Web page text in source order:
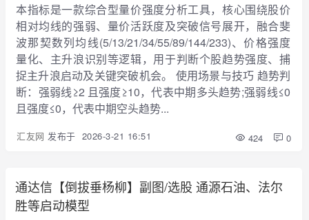
本指标是一款综合型量价强度分析工具，核心围绕股价
相对均线的强弱、量价活跃度及突破信号展开，融合斐
波那契数列均线(5/13/21/34/55/89/144/233)、价格强度
量化、主升浪识别等逻辑，用于判断个股趋势强度、捕
捉主升浪启动及关键突破机会。 使用场景与技巧 趋势判
断：强弱线≥2 且强度≥10，代表中期多头趋势;强弱线≤0
且强度≤0，代表中期空头趋势...
汇友网 发布于 2026-3-21 16:51 424 0
通达信【倒拔垂杨柳】副图/选股 通源石油、法尔
胜等启动模型